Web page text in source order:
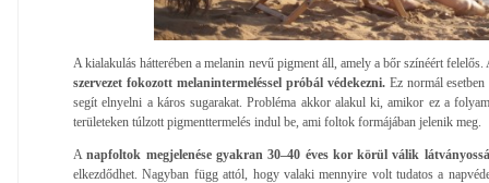
A kialakulás hátterében a melanin nevű pigment áll, amely a bőr színéért
szervezet fokozott melanintermeléssel próbál védekezni. Ez normál
segít elnyelni a káros sugarakat. Probléma akkor alakul ki, amikor ez a
területeken túlzott pigmenttermelés indul be, ami foltok formájában jelenik meg.
Anapfoltok megjelenése gyakran 30–40 éves kor körül válik látványossá
elkezdődhet. Nagyban függ attól, hogy valaki mennyire volt tudatos a